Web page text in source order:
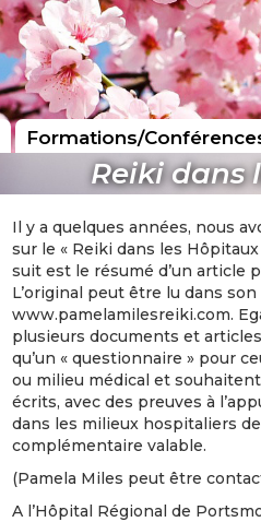
Formations/
Reiki dans
Il y a quelques années, nous
sur le « Reiki dans les
suit est le résumé d’un article
L’original peut être lu dans
www.pamelamilesreiki.com.
plusieurs documents et
qu’un « questionnaire » pour
ou milieu médical et
écrits, avec des preuves à
dans les milieux hospitaliers
complémentaire valable.
(Pamela Miles peut être
A l’Hôpital Régional de